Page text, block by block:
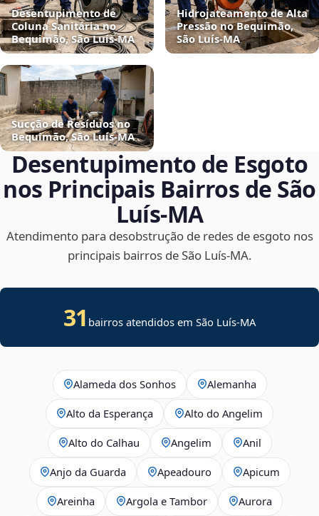
Desentupimento de
Coluna Sanitária no
Bequimão, São Luís‑MA
Hidrojateamento de Alta
Pressão no Bequimão,
São Luís‑MA
Sucção de Resíduos no
Bequimão, São Luís‑MA
Desentupimento de Esgoto
nos Principais Bairros de São
Luís‑MA
Atendimento para desobstrução de redes de esgoto nos
principais bairros de São Luís‑MA.
31 bairros atendidos em São Luís-MA
Alameda dos Sonhos Alemanha
Alto da Esperança Alto do Angelim
Alto do Calhau Angelim Anil
Anjo da Guarda Apeadouro Apicum
Areinha Argola e Tambor Aurora